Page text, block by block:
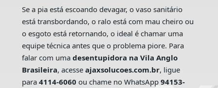
Se a pia está escoando devagar, o vaso sanitário
está transbordando, o ralo está com mau cheiro ou
o esgoto está retornando, o ideal é chamar uma
equipe técnica antes que o problema piore. Para
falar com uma desentupidora na Vila Anglo
Brasileira, acesse ajaxsolucoes.com.br, ligue
para 4114-6060 ou chame no WhatsApp 94153-